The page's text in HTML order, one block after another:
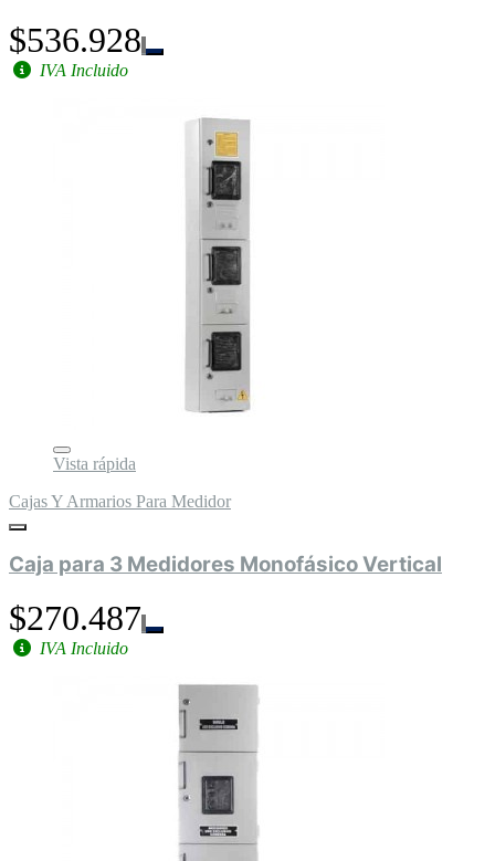
$536.928
IVA Incluido
Vista rápida
Cajas Y Armarios Para Medidor
Caja para 3 Medidores Monofásico Vertical
$270.487
IVA Incluido